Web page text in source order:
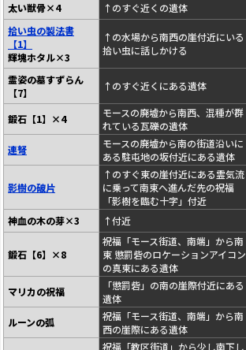
太い獣骨×4
↑のすぐ近くの遺体
拾い虫の製法書
【1】
輝塊ホタル×3
↑の水場から南西の崖付近にいる
拾い虫に話しかける
霊姿の墓すずらん
【7】
↑のすぐ近くにある遺体
鍛石【1】×4
モースの廃墟から南西、混種が群
れている瓦礫の遺体
連弩
モースの廃墟から南の街道沿いに
ある駐屯地の坂付近にある遺体
影樹の破片
↑のすぐ東の崖付近にある霊気流
に乗って南東へ進んだ先の祝福
「影樹を臨む十字」付近
神血の木の芽×3
↑付近
鍛石【6】×8
祝福「モース街道、南端」から南
東 懲罰砦のロケーションアイコン
の真東にある遺体
マリカの祝福
「懲罰砦」の南の崖際付近にある
遺体
ルーンの弧
祝福「モース街道、南端」から南
西の崖際にある遺体
祝福「教区街道」から少し南下し